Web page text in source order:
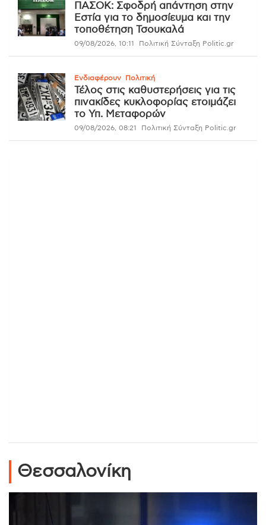
ΠΑΣΟΚ: Σφοδρή απάντηση στην
Εστία για το δημοσίευμα και την
τοποθέτηση Τσουκαλά
09/08/2026, 10:11 Πολιτική Σύνταξη Politic.gr
Ενδιαφέρουν Πολιτική
Τέλος στις καθυστερήσεις για τις
πινακίδες κυκλοφορίας ετοιμάζει
το Υπ. Μεταφορών
09/08/2026, 08:21 Πολιτική Σύνταξη Politic.gr
Θεσσαλονίκη